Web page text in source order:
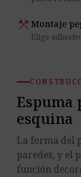
construction Montaje
Elige
Espuma
esquina
La forma del
paredes, y el
función